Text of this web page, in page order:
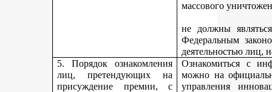
массового
не должны
Федеральным
деятельностью лиц,
5. Порядок ознакомления
лиц, претендующих на
присуждение премии, с
Ознакомиться с
можно на
управления